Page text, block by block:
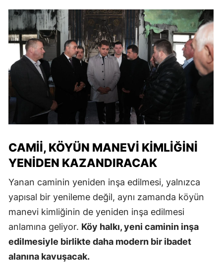
CAMII, KÖYÜN MANEVI KIMLIĞINI
YENIDEN KAZANDIRACAK
Yanan caminin yeniden inşa edilmesi, yalnızca
yapısal bir yenileme değil, aynı zamanda köyün
manevi kimliğinin de yeniden inşa edilmesi
anlamına geliyor. Köy halkı, yeni caminin inşa
edilmesiyle birlikte daha modern bir ibadet
alanına kavuşacak.